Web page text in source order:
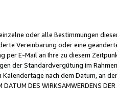
oder alle Bestimmungen
Vereinbarung oder eine
per E-Mail an Ihre zu diesem
der Standardvergütung im
nach dem Datum, an
DATUM DES WIRKSAMWERDENS